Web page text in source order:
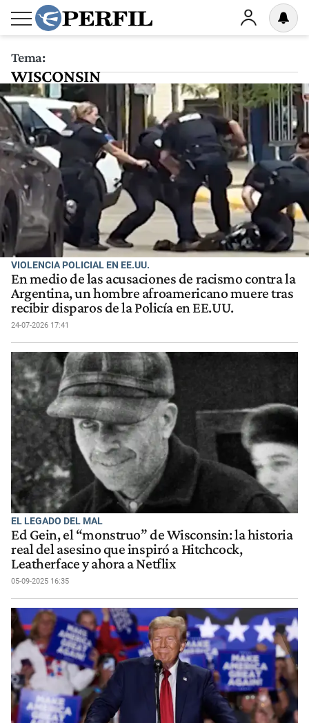
Tema:
WISCONSIN
VIOLENCIA POLICIAL EN EE.UU.
En medio de las acusaciones de racismo contra la
Argentina, un hombre afroamericano muere tras
recibir disparos de la Policía en EE.UU.
24-07-2026 17:41
EL LEGADO DEL MAL
Ed Gein, el “monstruo” de Wisconsin: la historia
real del asesino que inspiró a Hitchcock,
Leatherface y ahora a Netflix
05-09-2025 16:35